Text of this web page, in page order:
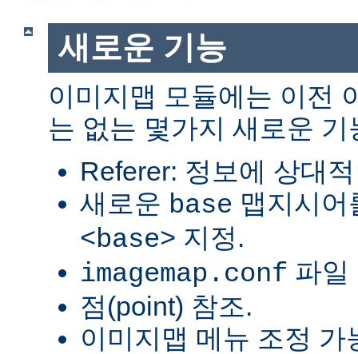
새로운 기능
이미지맵 모듈에는 이전
는 없는 몇가지 새로운 기
Referer: 정보에 상대
새로운 base 맵지시어
<base> 지정.
imagemap.conf 파일
점(point) 참조.
이미지맵 메뉴 조정 가